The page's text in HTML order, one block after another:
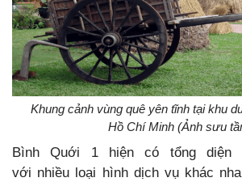
Khung cảnh vùng quê yên tĩnh tại khu
Hồ Chí Minh (Ảnh sưu
Bình Quới 1 hiện có tổng diện
với nhiều loại hình dịch vụ khác